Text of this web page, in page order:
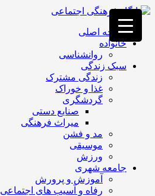
فصد
خون
غرب
تهران
خشکشویی
تصفیه
تهران
صفحه اصلی
خانواده
روانشناسی
سبک زندگی
زندگی مشترک
غذا و خوراک
گردشگری
صنایع دستی
میراث فرهنگی
مد و فشن
موسیقی
ورزش
جامعه شهری
آموزش و پرورش
رفاه و آسیب های اجتماعی